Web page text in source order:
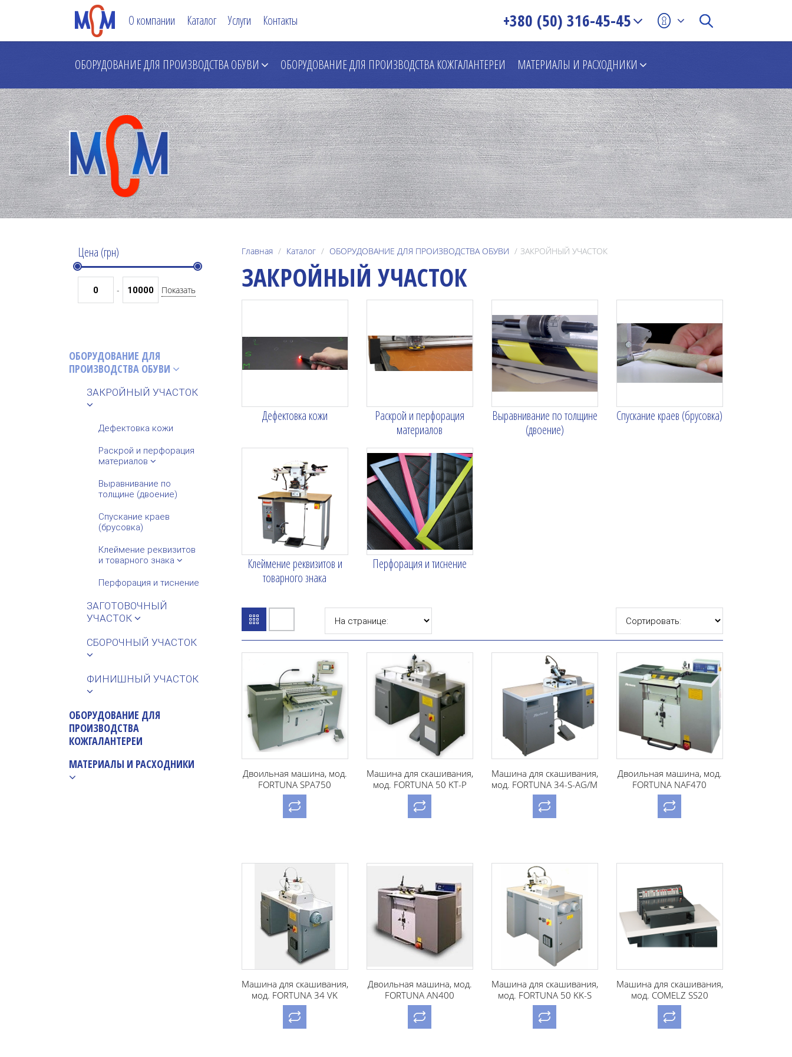
О компании Каталог Услуги Контакты +380 (50) 316-45-45
ОБОРУДОВАНИЕ ДЛЯ ПРОИЗВОДСТВА ОБУВИ ОБОРУДОВАНИЕ ДЛЯ ПРОИЗВОДСТВА КОЖГАЛАНТЕРЕИ МАТЕРИАЛЫ И РАСХОДНИКИ
Цена (грн)
- Показать
ОБОРУДОВАНИЕ ДЛЯ
ПРОИЗВОДСТВА ОБУВИ
ЗАКРОЙНЫЙ УЧАСТОК
Дефектовка кожи
Раскрой и перфорация
материалов
Выравнивание по
толщине (двоение)
Спускание краев
(брусовка)
Клеймение реквизитов
и товарного знака
Перфорация и тиснение
ЗАГОТОВОЧНЫЙ
УЧАСТОК
СБОРОЧНЫЙ УЧАСТОК
ФИНИШНЫЙ УЧАСТОК
ОБОРУДОВАНИЕ ДЛЯ
ПРОИЗВОДСТВА
КОЖГАЛАНТЕРЕИ
МАТЕРИАЛЫ И РАСХОДНИКИ
Главная Каталог ОБОРУДОВАНИЕ ДЛЯ ПРОИЗВОДСТВА ОБУВИ ЗАКРОЙНЫЙ УЧАСТОК
ЗАКРОЙНЫЙ УЧАСТОК
Дефектовка кожи
Раскрой и перфорация
материалов
Выравнивание по толщине
(двоение)
Спускание краев (брусовка)
Клеймение реквизитов и
товарного знака
Перфорация и тиснение
Двоильная машина, мод.
FORTUNA SPA750
Машина для скашивания,
мод. FORTUNA 50 KT-P
Машина для скашивания,
мод. FORTUNA 34-S-AG/M
Двоильная машина, мод.
FORTUNA NAF470
Машина для скашивания,
мод. FORTUNA 34 VK
Двоильная машина, мод.
FORTUNA AN400
Машина для скашивания,
мод. FORTUNA 50 KK-S
Машина для скашивания,
мод. COMELZ SS20